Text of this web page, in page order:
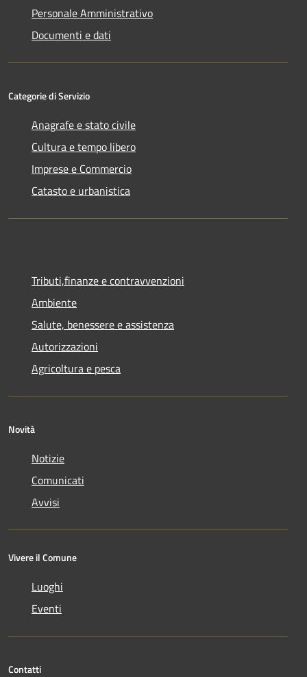
Personale Amministrativo
Documenti e dati
Categorie di Servizio
Anagrafe e stato civile
Cultura e tempo libero
Imprese e Commercio
Catasto e urbanistica
Tributi,finanze e contravvenzioni
Ambiente
Salute, benessere e assistenza
Autorizzazioni
Agricoltura e pesca
Novità
Notizie
Comunicati
Avvisi
Vivere il Comune
Luoghi
Eventi
Contatti